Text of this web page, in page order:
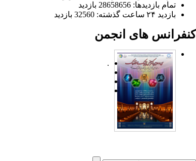
تمام بازدید‌ها: 28658656 بازدید
بازدید ۲۴ ساعت گذشته: 32560 بازدید
کنفرانس های انجمن
.